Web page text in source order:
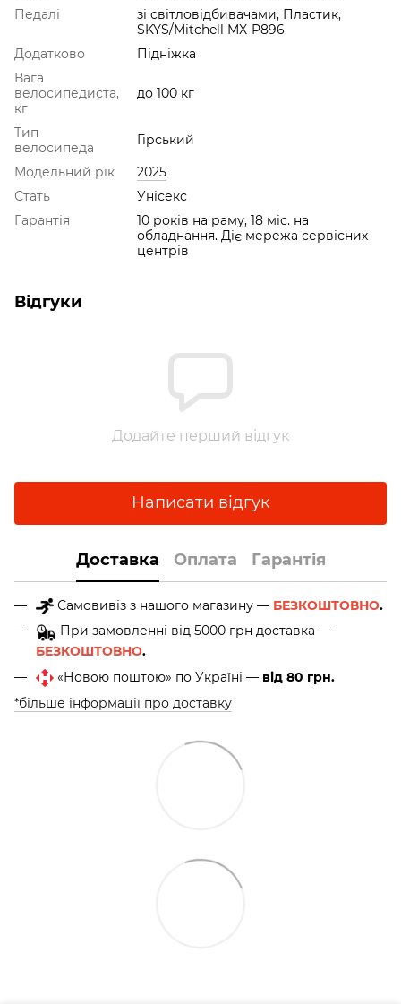
Педалі
зі світловідбивачами, Пластик,
SKYS/Mitchell MX-P896
Додатково
Підніжка
Вага
велосипедиста,
кг
до 100 кг
Тип
велосипеда
Гірський
Модельний рік
2025
Стать
Унісекс
Гарантія
10 років на раму, 18 міс. на
обладнання. Діє мережа сервісних
центрів
Відгуки
Додайте перший відгук
Написати відгук
Доставка Оплата Гарантія
Самовивіз з нашого магазину — БЕЗКОШТОВНО.
При замовленні від 5000 грн доставка —
БЕЗКОШТОВНО.
«Новою поштою» по Україні — від 80 грн.
*більше інформації про доставку